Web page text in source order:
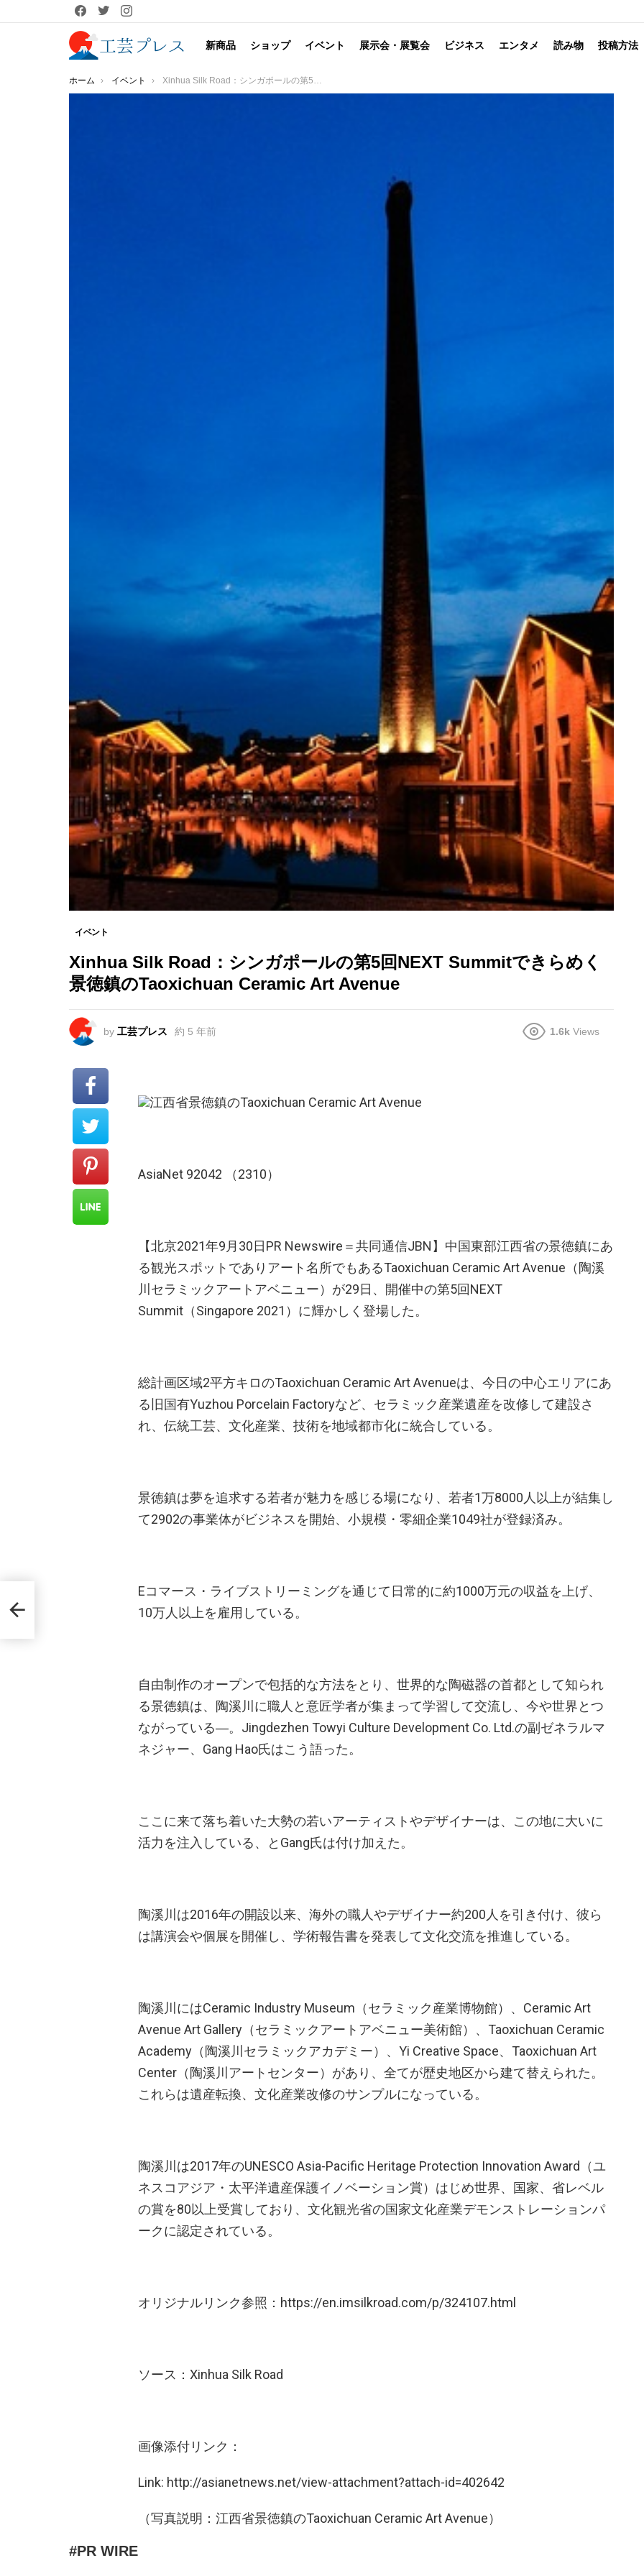
facebooktwitterinstagram
新商品 ショップ イベント 展示会・展覧会 ビジネス エンタメ 読み物 投稿方法
You are here:
ホーム イベント Xinhua Silk Road：シンガポールの第5回NEXT Summitできらめく景徳鎮のTaoxichuan Ceramic Art Avenue
イベント
Xinhua Silk Road：シンガポールの第5回NEXT Summitできらめく
景徳鎮のTaoxichuan Ceramic Art Avenue
by 工芸プレス 約 5 年前 1.6k Views
江西省景徳鎮のTaoxichuan Ceramic Art Avenue
AsiaNet 92042 （2310）
【北京2021年9月30日PR Newswire＝共同通信JBN】中国東部江西省の景徳鎮にあ
る観光スポットでありアート名所でもあるTaoxichuan Ceramic Art Avenue（陶溪
川セラミックアートアベニュー）が29日、開催中の第5回NEXT
Summit（Singapore 2021）に輝かしく登場した。
総計画区域2平方キロのTaoxichuan Ceramic Art Avenueは、今日の中心エリアにあ
る旧国有Yuzhou Porcelain Factoryなど、セラミック産業遺産を改修して建設さ
れ、伝統工芸、文化産業、技術を地域都市化に統合している。
景徳鎮は夢を追求する若者が魅力を感じる場になり、若者1万8000人以上が結集し
て2902の事業体がビジネスを開始、小規模・零細企業1049社が登録済み。
Eコマース・ライブストリーミングを通じて日常的に約1000万元の収益を上げ、
10万人以上を雇用している。
自由制作のオープンで包括的な方法をとり、世界的な陶磁器の首都として知られ
る景徳鎮は、陶溪川に職人と意匠学者が集まって学習して交流し、今や世界とつ
ながっている―。Jingdezhen Towyi Culture Development Co. Ltd.の副ゼネラルマ
ネジャー、Gang Hao氏はこう語った。
ここに来て落ち着いた大勢の若いアーティストやデザイナーは、この地に大いに
活力を注入している、とGang氏は付け加えた。
陶溪川は2016年の開設以来、海外の職人やデザイナー約200人を引き付け、彼ら
は講演会や個展を開催し、学術報告書を発表して文化交流を推進している。
陶溪川にはCeramic Industry Museum（セラミック産業博物館）、Ceramic Art
Avenue Art Gallery（セラミックアートアベニュー美術館）、Taoxichuan Ceramic
Academy（陶溪川セラミックアカデミー）、Yi Creative Space、Taoxichuan Art
Center（陶溪川アートセンター）があり、全てが歴史地区から建て替えられた。
これらは遺産転換、文化産業改修のサンプルになっている。
陶溪川は2017年のUNESCO Asia-Pacific Heritage Protection Innovation Award（ユ
ネスコアジア・太平洋遺産保護イノベーション賞）はじめ世界、国家、省レベル
の賞を80以上受賞しており、文化観光省の国家文化産業デモンストレーションパ
ークに認定されている。
オリジナルリンク参照：https://en.imsilkroad.com/p/324107.html
ソース：Xinhua Silk Road
画像添付リンク：
Link: http://asianetnews.net/view-attachment?attach-id=402642
（写真説明：江西省景徳鎮のTaoxichuan Ceramic Art Avenue）
PR WIRE
図